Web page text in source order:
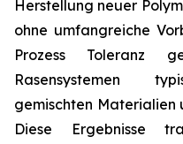
Herstellung neuer
ohne umfangreiche
Prozess Toleranz
Rasensystemen
gemischten Materialien
Diese Ergebnisse